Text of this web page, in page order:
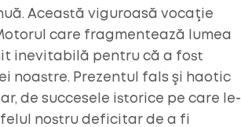
Această viguroasă vocaţie
care fragmentează lumea
inevitabilă pentru că a fost
noastre. Prezentul fals şi haotic
de succesele istorice pe care le-
nostru deficitar de a fi